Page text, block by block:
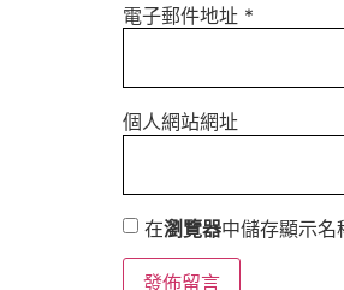
電子郵件地址 *
個人網站網址
在瀏覽器中儲存顯示名